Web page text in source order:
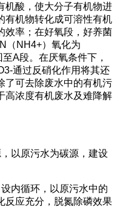
机酸，使大分子有机物进
有机物转化成可溶性有机
效率；在好氧段，好养菌
（NH4+）氧化为
A段。在厌氧条件下，
通过反硝化作用将其还
了可去除废水中的有机污
高浓度有机废水及难降解
以原污水为碳源，建设
内循环，以原污水中的
反应充分，脱氮除磷效果